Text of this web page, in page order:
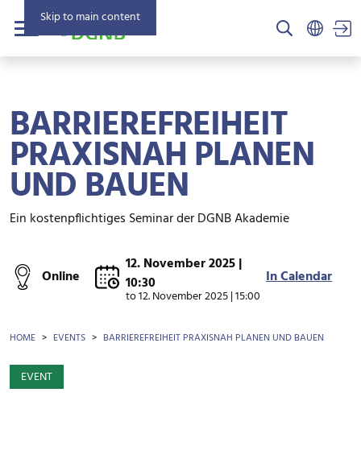
Skip to main content
Menu
BARRIEREFREIHEIT
PRAXISNAH PLANEN
UND BAUEN
Ein kostenpflichtiges Seminar der DGNB Akademie
Online
12. November 2025 |
10:30
to12. November 2025 | 15:00
In Calendar
BREADCRUMB
HOME EVENTS BARRIEREFREIHEIT PRAXISNAH PLANEN UND BAUEN
EVENT